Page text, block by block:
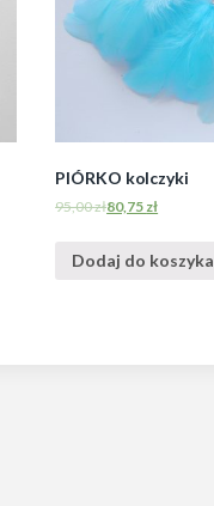
PIÓRKO kolczyki
95,00zł80,75 zł
Dodaj do koszyka